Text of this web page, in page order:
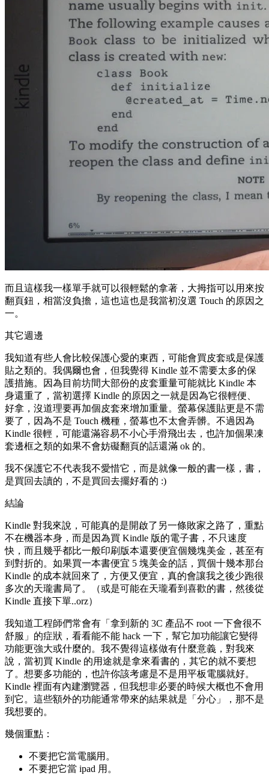
而且這樣我一樣單手就可以很輕鬆的拿著，大拇指可以用來按
翻頁鈕，相當沒負擔，這也這也是我當初沒選 Touch 的原因之
一。
其它週邊
我知道有些人會比較保護心愛的東西，可能會買皮套或是保護
貼之類的。我偶爾也會，但我覺得 Kindle 並不需要太多的保
護措施。因為目前坊間大部份的皮套重量可能就比 Kindle 本
身還重了，當初選擇 Kindle 的原因之一就是因為它很輕便、
好拿，沒道理要再加個皮套來增加重量。螢幕保護貼更是不需
要了，因為不是 Touch 機種，螢幕也不太會弄髒。不過因為
Kindle 很輕，可能還滿容易不小心手滑飛出去，也許加個果凍
套邊框之類的如果不會妨礙翻頁的話還滿 ok 的。
我不保護它不代表我不愛惜它，而是就像一般的書一樣，書，
是買回去讀的，不是買回去擺好看的 :)
結論
Kindle 對我來說，可能真的是開啟了另一條敗家之路了，重點
不在機器本身，而是因為買 Kindle 版的電子書，不只速度
快，而且幾乎都比一般印刷版本還要便宜個幾塊美金，甚至有
到對折的。如果買一本書便宜 5 塊美金的話，買個十幾本那台
Kindle 的成本就回來了，方便又便宜，真的會讓我之後少跑很
多次的天瓏書局了。（或是可能在天瓏看到喜歡的書，然後從
Kindle 直接下單..orz）
我知道工程師們常會有「拿到新的 3C 產品不 root 一下會很不
舒服」的症狀，看看能不能 hack 一下，幫它加功能讓它變得
功能更強大或什麼的。我不覺得這樣做有什麼意義，對我來
說，當初買 Kindle 的用途就是拿來看書的，其它的就不要想
了。想要多功能的，也許你該考慮是不是用平板電腦就好。
Kindle 裡面有內建瀏覽器，但我想非必要的時候大概也不會用
到它。這些額外的功能通常帶來的結果就是「分心」，那不是
我想要的。
幾個重點：
不要把它當電腦用。
不要把它當 ipad 用。